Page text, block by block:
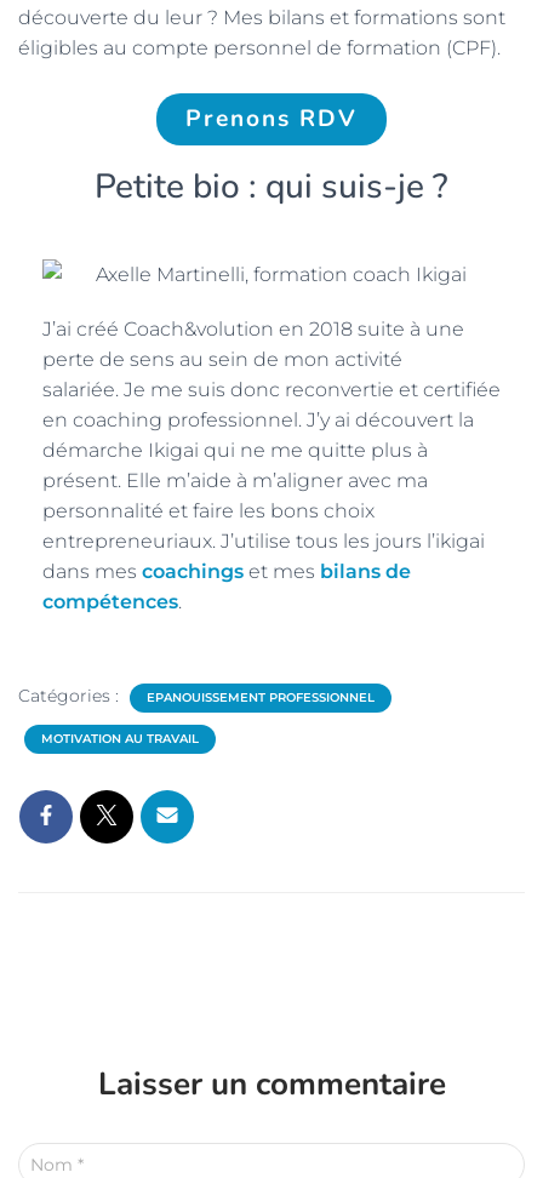
découverte du leur ? Mes bilans et formations sont
éligibles au compte personnel de formation (CPF).
Prenons RDV
Petite bio : qui suis-je ?
J’ai créé Coach&volution en 2018 suite à une
perte de sens au sein de mon activité
salariée. Je me suis donc reconvertie et certifiée
en coaching professionnel. J’y ai découvert la
démarche Ikigai qui ne me quitte plus à
présent. Elle m’aide à m’aligner avec ma
personnalité et faire les bons choix
entrepreneuriaux. J’utilise tous les jours l’ikigai
dans mes coachings et mes bilans de
compétences.
Catégories : EPANOUISSEMENT PROFESSIONNEL
MOTIVATION AU TRAVAIL
Laisser un commentaire
Nom *